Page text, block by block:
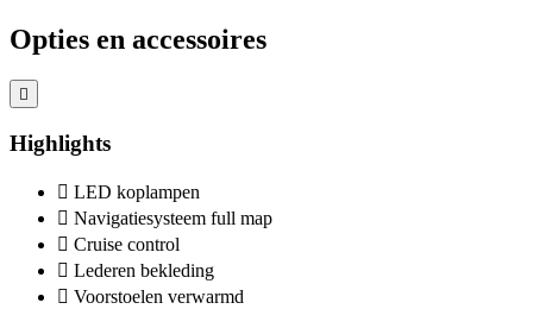
Opties en accessoires
Highlights
LED koplampen
Navigatiesysteem full map
Cruise control
Lederen bekleding
Voorstoelen verwarmd